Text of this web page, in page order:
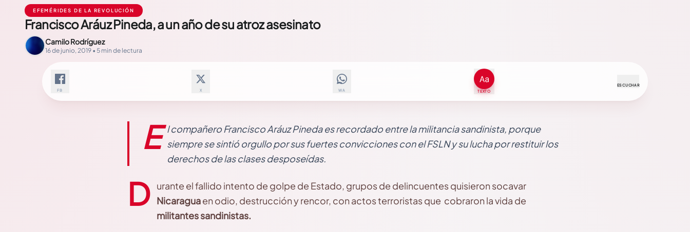
EFEMÉRIDES DE LA REVOLUCIÓN
Francisco Aráuz Pineda, a un año de su atroz asesinato
Camilo Rodríguez
16 de junio, 2019 • 5 min de lectura
FB X WA TEXTO
ESCUCHAR
E l compañero Francisco Aráuz Pineda es recordado entre la militancia sandinista, porque
siempre se sintió orgullo por sus fuertes convicciones con el FSLN y su lucha por restituir los
derechos de las clases desposeídas.
D urante el fallido intento de golpe de Estado, grupos de delincuentes quisieron socavar
Nicaraguaen odio, destrucción y rencor, con actos terroristas que cobraron la vida de
militantes sandinistas.